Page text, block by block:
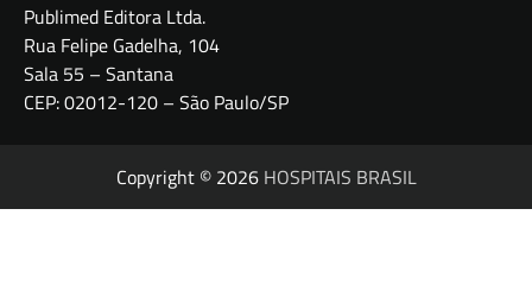
Publimed Editora Ltda.
Rua Felipe Gadelha, 104
Sala 55 – Santana
CEP: 02012-120 – São Paulo/SP
Copyright © 2026 HOSPITAIS BRASIL